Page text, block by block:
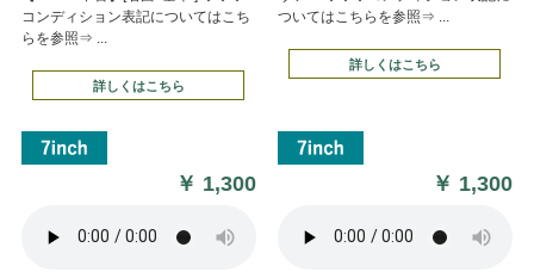
コンディション表記についてはこち
らを参照⇒ ...
詳しくはこちら
￥ 1,300
ついてはこちらを参照⇒ ...
詳しくはこちら
￥ 1,300